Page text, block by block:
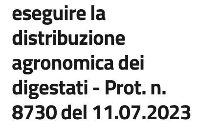
Amministrazione
Trasparente
Tutti
gli
argomenti...
eseguire la
distribuzione
agronomica dei
digestati - Prot. n.
8730 del 11.07.2023